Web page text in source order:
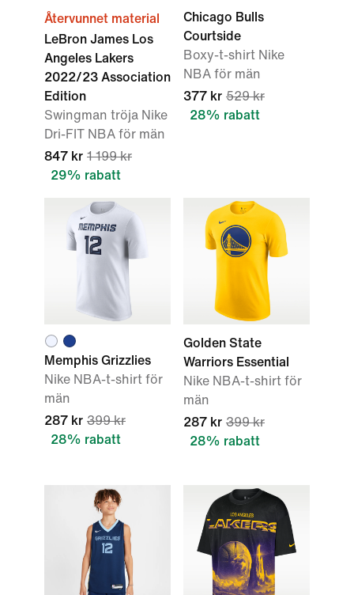
Återvunnet material
LeBron James Los
Angeles Lakers
2022/23 Association
Edition
Swingman tröja Nike
Dri-FIT NBA för män
847 kr 1 199 kr
29% rabatt
Chicago Bulls
Courtside
Boxy-t-shirt Nike
NBA för män
377 kr 529 kr
28% rabatt
Memphis Grizzlies
Nike NBA-t-shirt för
män
287 kr 399 kr
28% rabatt
Golden State
Warriors Essential
Nike NBA-t-shirt för
män
287 kr 399 kr
28% rabatt